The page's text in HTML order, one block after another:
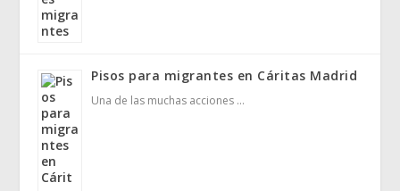
Pisos para migrantes en Cáritas Madrid
Una de las muchas acciones …